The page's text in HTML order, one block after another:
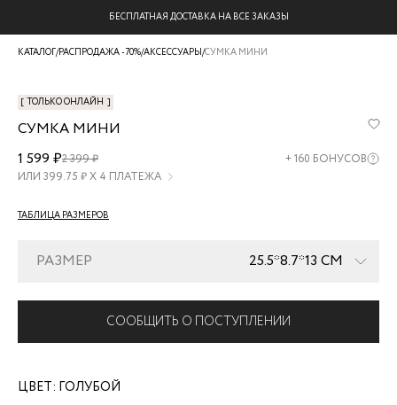
БЕСПЛАТНАЯ ДОСТАВКА НА ВСЕ ЗАКАЗЫ
КАТАЛОГ/РАСПРОДАЖА -70%/АКСЕССУАРЫ/СУМКА МИНИ
[ ТОЛЬКО ОНЛАЙН ]
СУМКА МИНИ
ZR2607061705-
41
1 599 ₽2 399 ₽ +160 БОНУСОВ
ИЛИ 399.75 ₽ Х 4 ПЛАТЕЖА
ТАБЛИЦА РАЗМЕРОВ
РАЗМЕР 25.5*8.7*13 СМ
СООБЩИТЬ О ПОСТУПЛЕНИИ
ЦВЕТ: ГОЛУБОЙ